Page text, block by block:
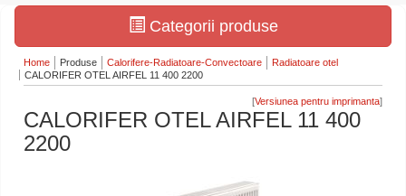
Categorii produse
Home Produse Calorifere-Radiatoare-Convectoare
Radiatoare otel
CALORIFER OTEL AIRFEL 11 400 2200
[ ]
CALORIFER OTEL AIRFEL 11 400
2200